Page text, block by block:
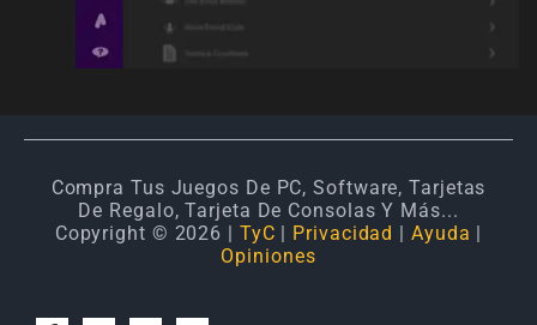
Compra Tus Juegos De PC, Software, Tarjetas
De Regalo, Tarjeta De Consolas Y Más...
Copyright © 2026 | TyC | Privacidad | Ayuda |
Opiniones